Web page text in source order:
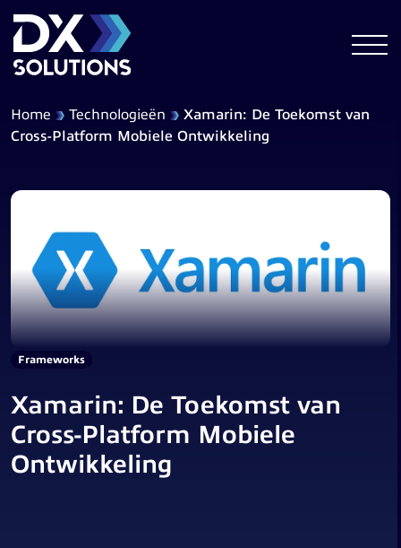
Home Technologieën
Xamarin: De Toekomst van
Cross-Platform Mobiele Ontwikkeling
Frameworks
Xamarin: De Toekomst van
Cross-Platform Mobiele
Ontwikkeling